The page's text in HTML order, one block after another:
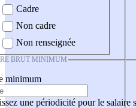
Cadre
Non cadre
Non renseignée
BRUT MINIMUM
minimum
une périodicité pour le salaire